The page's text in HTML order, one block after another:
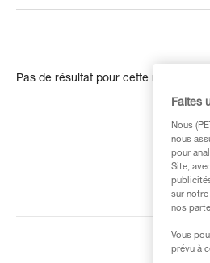
Pas de résultat pour cette recherche
Faites
Nous
nous
pour
Site,
sur
nos
Vous
prévu à